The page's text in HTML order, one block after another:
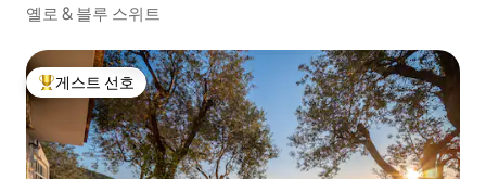
옐로 & 블루 스위트
상위 게스트 선호
게스트 선호